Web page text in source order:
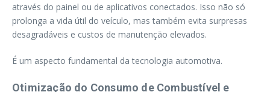
através do painel ou de aplicativos conectados. Isso não só
prolonga a vida útil do veículo, mas também evita surpresas
desagradáveis e custos de manutenção elevados.
É um aspecto fundamental da tecnologia automotiva.
Otimização do Consumo de Combustível e